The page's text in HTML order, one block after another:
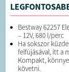
Bestway 62257
– 12V, 680 l/perc
Ha sokszor
felfújásával, itt a
Kompakt,
követni.